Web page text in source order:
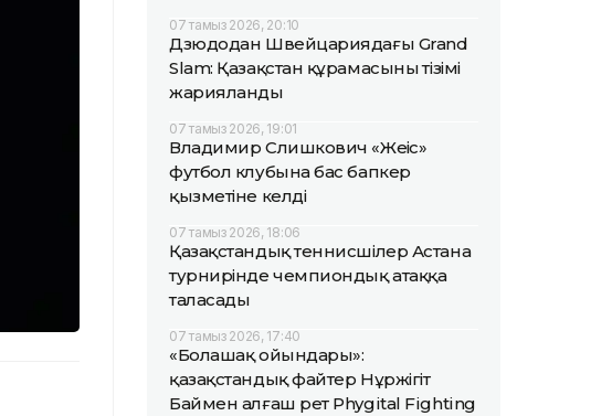
07 тамыз 2026, 20:10
Дзюдодан Швейцариядағы Grand
Slam: Қазақстан құрамасының тізімі
жарияланды
07 тамыз 2026, 19:01
Владимир Слишкович «Жеңіс»
футбол клубына бас бапкер
қызметіне келді
07 тамыз 2026, 18:06
Қазақстандық теннисшілер Астана
турнирінде чемпиондық атаққа
таласады
07 тамыз 2026, 17:40
«Болашақ ойындары»:
қазақстандық файтер Нұржігіт
Баймен алғаш рет Phygital Fighting